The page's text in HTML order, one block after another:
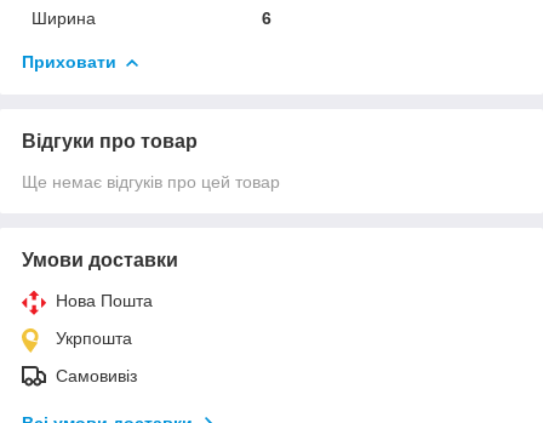
Ширина
6
Приховати
Відгуки про товар
Ще немає відгуків про цей товар
Умови доставки
Нова Пошта
Укрпошта
Самовивіз